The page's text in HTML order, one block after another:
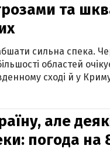
та
сильна спека.
областей
сході й у
але
погода на